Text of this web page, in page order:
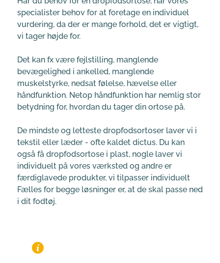
specialister behov for at foretage en individuel
vurdering, da der er mange forhold, det er vigtigt,
vi tager højde for.
Det kan fx være fejlstilling, manglende
bevægelighed i ankelled, manglende
muskelstyrke, nedsat følelse, hævelse eller
håndfunktion. Netop håndfunktion har nemlig stor
betydning for, hvordan du tager din ortose på.
De mindste og letteste dropfodsortoser laver vi i
tekstil eller læder - ofte kaldet dictus. Du kan
også få dropfodsortose i plast, nogle laver vi
individuelt på vores værksted og andre er
færdiglavede produkter, vi tilpasser individuelt
Fælles for begge løsninger er, at de skal passe ned
i dit fodtøj.